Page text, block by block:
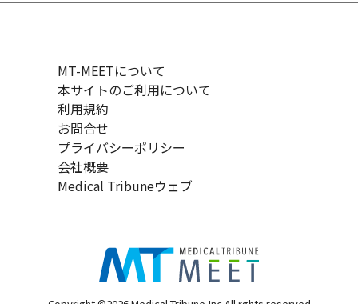
MT-MEETについて
本サイトのご利用について
利用規約
お問合せ
プライバシーポリシー
会社概要
Medical Tribuneウェブ